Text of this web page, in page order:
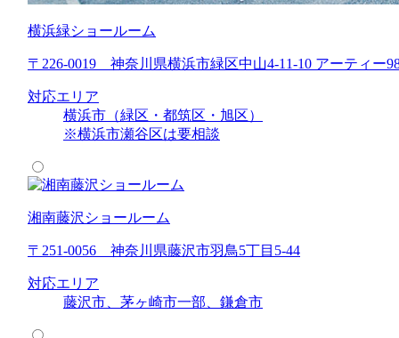
横浜緑ショールーム
〒226-0019 神奈川県横浜市緑区中山4-11-10 アーティー
対応エリア
横浜市（緑区・都筑区・旭区）
※横浜市瀬谷区は要相談
湘南藤沢ショールーム
〒251-0056 神奈川県藤沢市羽鳥5丁目5-44
対応エリア
藤沢市、茅ヶ崎市一部、鎌倉市